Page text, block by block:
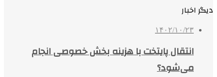
دیگر اخبار
۱۴۰۲/۱۰/۲۳
انتقال پایتخت با هزینه بخش خصوصی انجام
می‌شود؟